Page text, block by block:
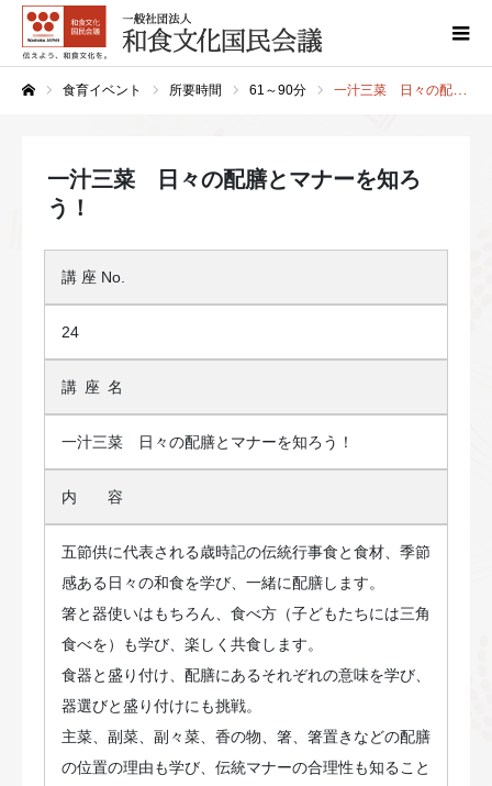
食育イベント 所要時間 61～90分 一汁三菜 日々の配膳とマナーを知ろう！
一汁三菜 日々の配膳とマナーを知ろ
う！
講座 No.
24
講座 名
一汁三菜 日々の配膳とマナーを知ろう！
内 容
五節供に代表される歳時記の伝統行事食と食材、季節
感ある日々の和食を学び、一緒に配膳します。
箸と器使いはもちろん、食べ方（子どもたちには三角
食べを）も学び、楽しく共食します。
食器と盛り付け、配膳にあるそれぞれの意味を学び、
器選びと盛り付けにも挑戦。
主菜、副菜、副々菜、香の物、箸、箸置きなどの配膳
の位置の理由も学び、伝統マナーの合理性も知ること